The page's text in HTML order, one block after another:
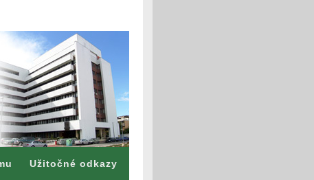
Užitočné odkazy